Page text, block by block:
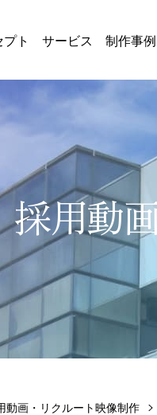
プト サービス 制作事例
採用動
動画・リクルート映像制作